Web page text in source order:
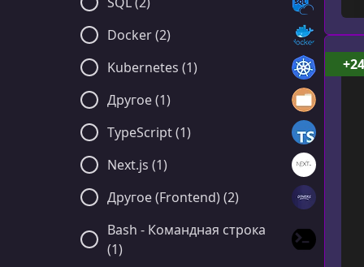
Docker (2)
Kubernetes (1)
Другое (1)
TypeScript (1)
Next.js (1)
Другое (Frontend) (2)
Bash - Командная строка
(1)
+24